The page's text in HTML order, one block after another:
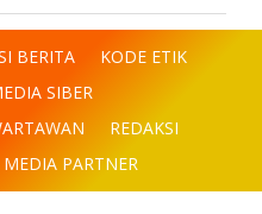
BERITA
KODE ETIK
SIBER
REDAKSI
MEDIA PARTNER